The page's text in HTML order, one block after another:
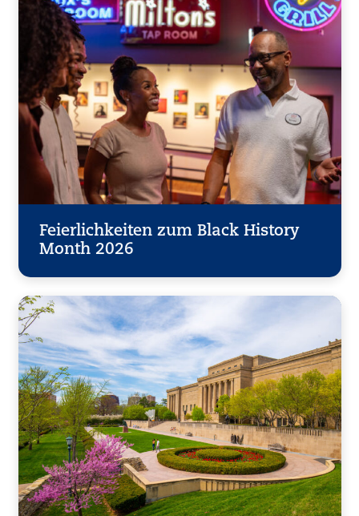
Feierlichkeiten zum Black History
Month 2026